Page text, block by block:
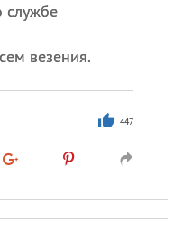
службе
везения.
447